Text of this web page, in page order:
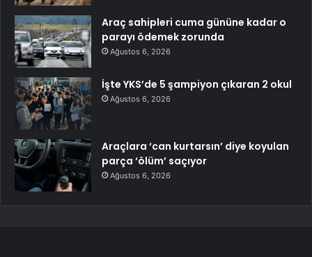
Araç sahipleri cuma gününe kadar o
parayı ödemek zorunda
Ağustos 6, 2026
İşte YKS’de 5 şampiyon çıkaran 2 okul
Ağustos 6, 2026
Araçlara ‘can kurtarsın’ diye koyulan
parça ‘ölüm’ saçıyor
Ağustos 6, 2026